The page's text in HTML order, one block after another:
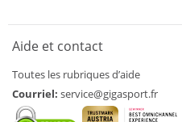
Aide et contact
Toutes les rubriques d’aide
Courriel: service@gigasport.fr